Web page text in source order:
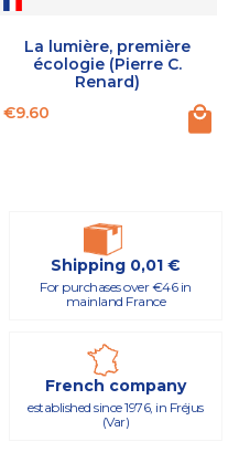
La lumière, première
écologie (Pierre C.
Renard)
Price
€9.60
Shipping 0,01 €
For purchases over €46 in
mainland France
French company
established since 1976, in Fréjus
(Var)